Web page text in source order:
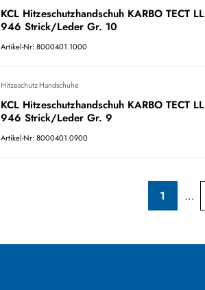
KCL Hitzeschutzhandschuh KARBO TECT LL
946 Strick/Leder Gr. 10
Artikel-Nr: 8000401.1000
Hitzeschutz-Handschuhe
KCL Hitzeschutzhandschuh KARBO TECT LL
946 Strick/Leder Gr. 9
Artikel-Nr: 8000401.0900
1